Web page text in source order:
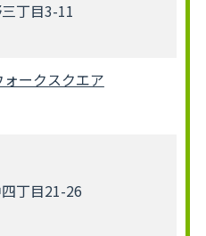
丁目3-11
ークスクエア
丁目21-26